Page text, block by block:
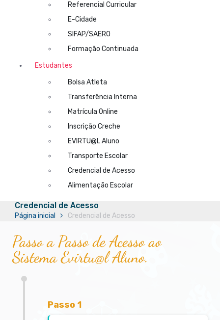
Referencial Curricular
E-Cidade
SIFAP/SAERO
Formação Continuada
Estudantes
Bolsa Atleta
Transferência Interna
Matrícula Online
Inscrição Creche
EVIRTU@L Aluno
Transporte Escolar
Credencial de Acesso
Alimentação Escolar
Credencial de Acesso
Página inicial Credencial de Acesso
Passo a Passo de Acesso ao
Sistema Evirtu@l Aluno.
Passo 1